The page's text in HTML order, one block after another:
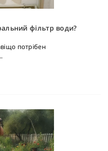
фільтр води?
потрібен